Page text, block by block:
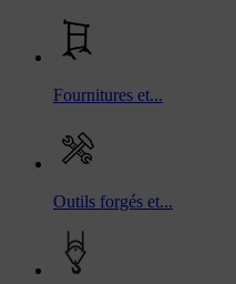
Fournitures et...
Outils forgés et...